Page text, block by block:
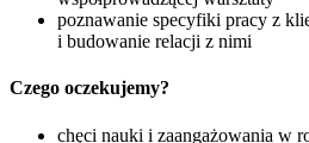
poznawanie specyfiki pracy z
i budowanie relacji z nimi
Czego oczekujemy?
chęci nauki i zaangażowania w